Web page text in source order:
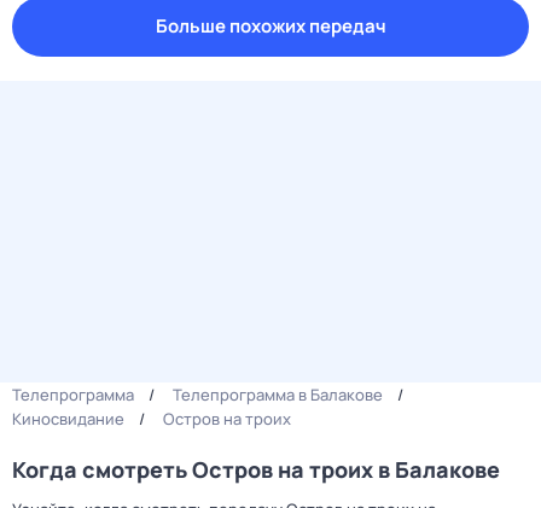
Больше похожих передач
Телепрограмма
Телепрограмма в Балакове
Киносвидание
Остров на троих
Когда смотреть Остров на троих в Балакове